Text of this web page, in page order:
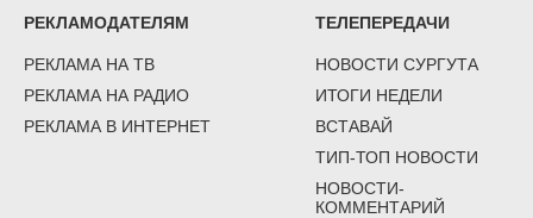
РЕКЛАМОДАТЕЛЯМ
РЕКЛАМА НА ТВ
РЕКЛАМА НА РАДИО
РЕКЛАМА В ИНТЕРНЕТ
ТЕЛЕПЕРЕДАЧИ
НОВОСТИ СУРГУТА
ИТОГИ НЕДЕЛИ
ВСТАВАЙ
ТИП-ТОП НОВОСТИ
НОВОСТИ-
КОММЕНТАРИЙ